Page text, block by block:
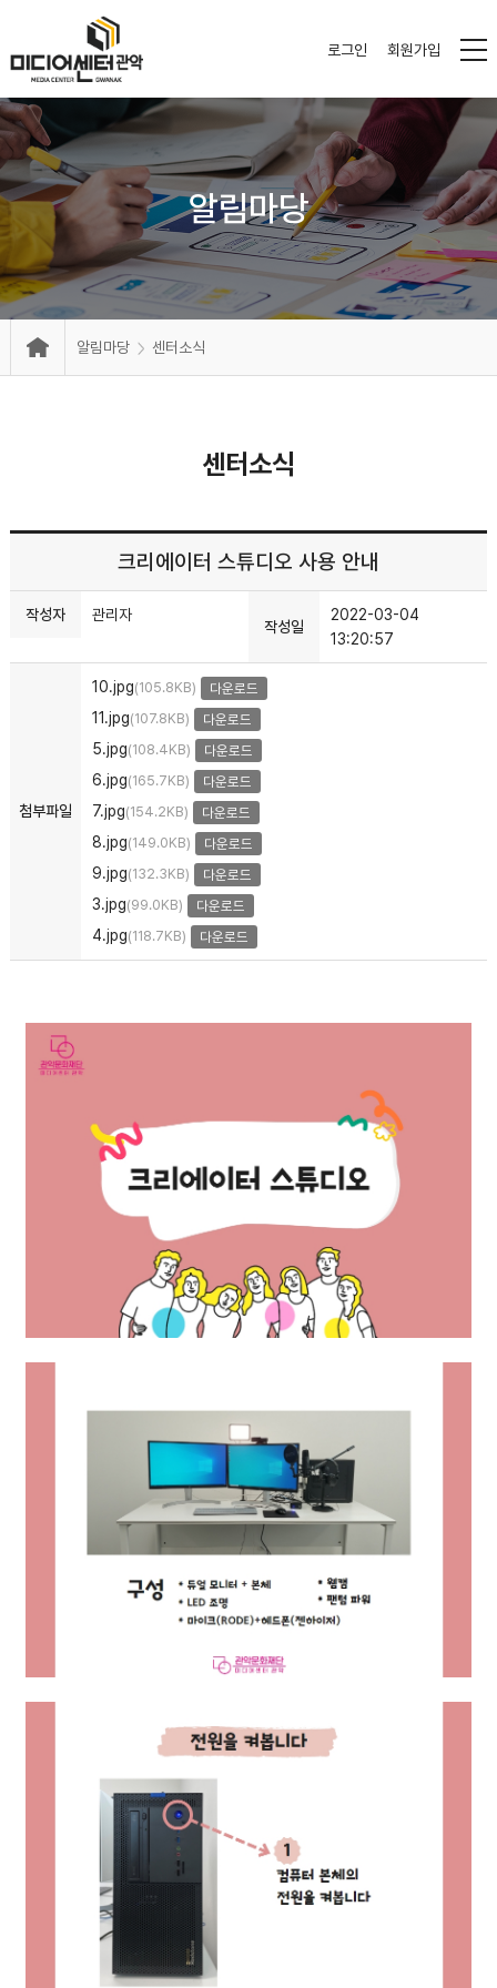
로그인 회원가입
알림마당
알림마당 센터소식
센터소식
크리에이터 스튜디오 사용 안내
작성자 관리자
작성일
2022-03-04
13:20:57
첨부파일
10.jpg(105.8KB) 다운로드
11.jpg(107.8KB) 다운로드
5.jpg(108.4KB) 다운로드
6.jpg(165.7KB) 다운로드
7.jpg(154.2KB) 다운로드
8.jpg(149.0KB) 다운로드
9.jpg(132.3KB) 다운로드
3.jpg(99.0KB) 다운로드
4.jpg(118.7KB) 다운로드